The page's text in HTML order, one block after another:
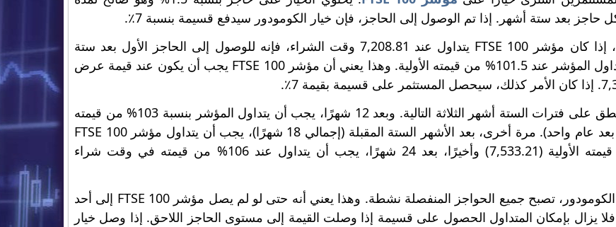
حاجز بعد ستة أشهر. إذا تم الوصول إلى الحاجز، فإن خيار الكومودور سيدفع قسيمة بنسبة 7٪.
على سبيل المثال، إذا كان مؤشر FTSE 100 يتداول عند 7,208.81 وقت الشراء، فإنه للوصول إلى الحاجز الأول بعد ستة
أشهر، يجب أن يتداول المؤشر عند 101.5% من قيمته الأولية. وهذا يعني أن مؤشر FTSE 100 يجب أن يكون عند قيمة عرض
وينطبق نفس المنطق على فترات الستة أشهر الثلاثة التالية. وبعد 12 شهرًا، يجب أن يتداول المؤشر بنسبة 103% من قيمته
الأولية (7,425.07 بعد عام واحد). مرة أخرى، بعد الأشهر الستة المقبلة (إجمالي 18 شهرًا)، يجب أن يتداول مؤشر FTSE 100
عند 104.5% من قيمته الأولية (7,533.21) وأخيرًا، بعد 24 شهرًا، يجب أن يتداول عند 106% من قيمته في وقت شراء
بمجرد شراء خيار الكومودور، تصبح جميع الحواجز المنفصلة نشطة. وهذا يعني أنه حتى لو لم يصل مؤشر FTSE 100 إلى أحد
فلا يزال بإمكان المتداول الحصول على قسيمة إذا وصلت القيمة إلى مستوى الحاجز اللاحق. إذا وصل خيار